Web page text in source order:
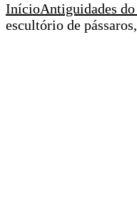
InícioAntiguidades
escultório de